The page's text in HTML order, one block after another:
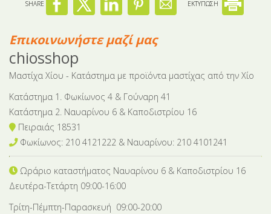
SHARE ΕΚΤΥΠΩΣΗ
Επικοινωνήστε μαζί μας
chiosshop
Μαστίχα Χίου - Κατάστημα με προϊόντα μαστίχας από την Χίο
Κατάστημα 1. Φωκίωνος 4 & Γούναρη 41
Κατάστημα 2. Ναυαρίνου 6 & Καποδιστρίου 16
Πειραιάς 18531
Φωκίωνος: 210 4121222 & Nαυαρίνου: 210 4101241
Ωράριο καταστήματος Ναυαρίνου 6 & Καποδιστρίου 16
Δευτέρα-Tετάρτη 09:00-16:00
Τρίτη-Πέμπτη-Παρασκευή 09:00-20:00